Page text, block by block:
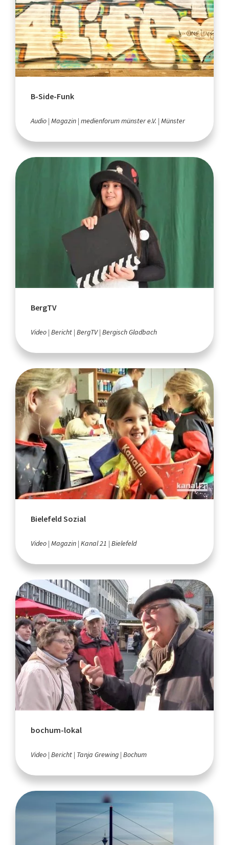
B-Side-Funk
Audio Magazin medienforum münster e.V. Münster
BergTV
Video Bericht BergTV Bergisch Gladbach
Bielefeld Sozial
Video Magazin Kanal 21 Bielefeld
bochum-lokal
Video Bericht Tanja Grewing Bochum